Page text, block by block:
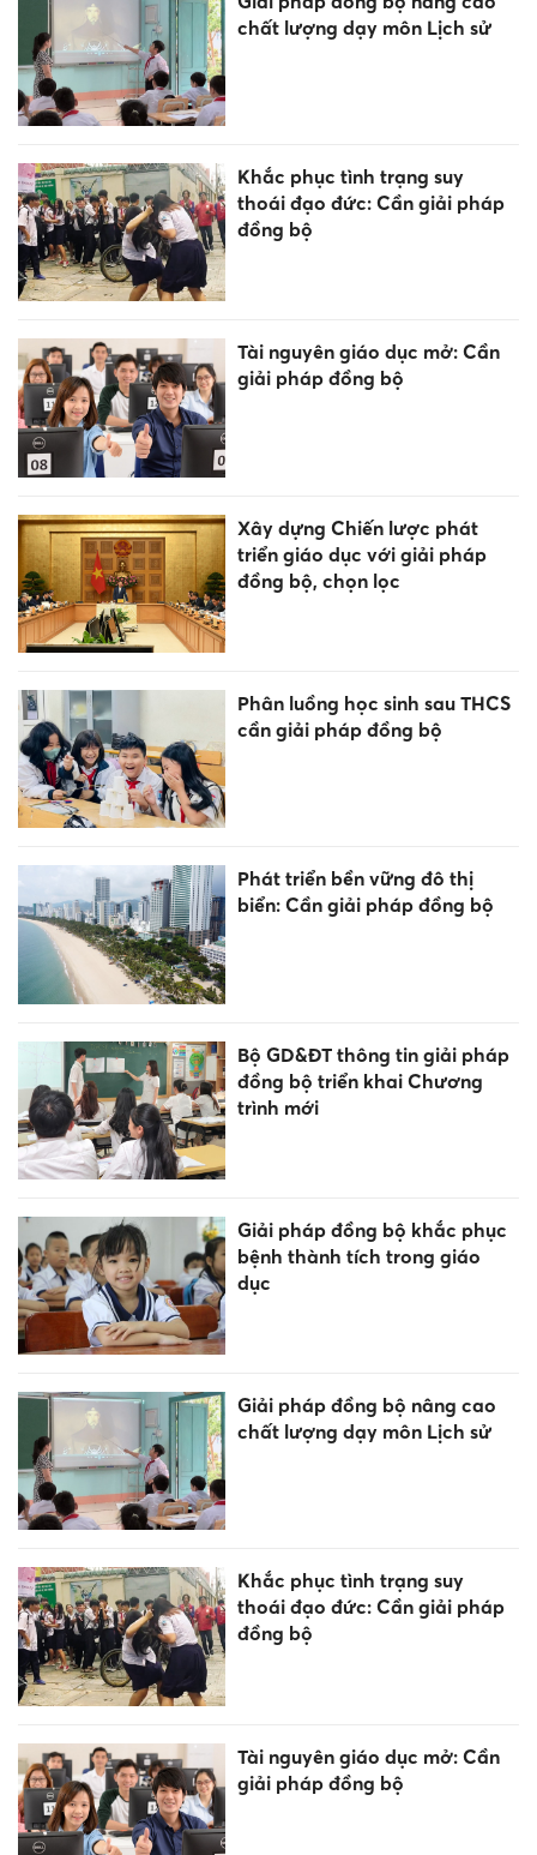
chất lượng dạy môn Lịch sử
Khắc phục tình trạng suy
thoái đạo đức: Cần giải pháp
đồng bộ
Tài nguyên giáo dục mở: Cần
giải pháp đồng bộ
Xây dựng Chiến lược phát
triển giáo dục với giải pháp
đồng bộ, chọn lọc
Phân luồng học sinh sau THCS
cần giải pháp đồng bộ
Phát triển bền vững đô thị
biển: Cần giải pháp đồng bộ
Bộ GD&ĐT thông tin giải pháp
đồng bộ triển khai Chương
trình mới
Giải pháp đồng bộ khắc phục
bệnh thành tích trong giáo
dục
Giải pháp đồng bộ nâng cao
chất lượng dạy môn Lịch sử
Khắc phục tình trạng suy
thoái đạo đức: Cần giải pháp
đồng bộ
Tài nguyên giáo dục mở: Cần
giải pháp đồng bộ